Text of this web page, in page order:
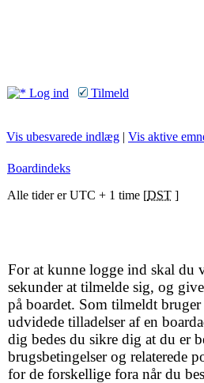
Log ind
Tilmeld
Vis ubesvarede indlæg | Vis aktive
Boardindeks
Alle tider er UTC + 1 time [DST ]
For at kunne logge ind skal du
sekunder at tilmelde sig, og
på boardet. Som tilmeldt
udvidede tilladelser af en
dig bedes du sikre dig at du er
brugsbetingelser og relaterede
for de forskellige fora når du